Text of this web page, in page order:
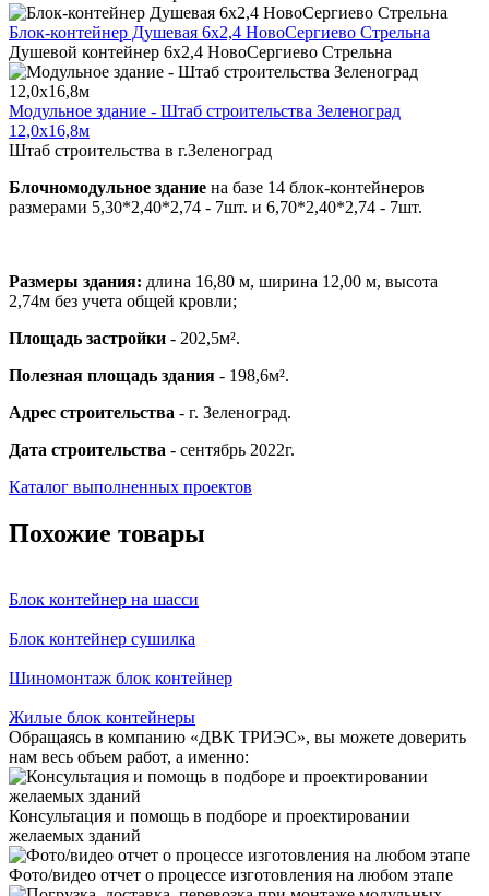
Блок-контейнер Душевая 6х2,4 НовоСергиево Стрельна
Душевой контейнер 6х2,4 НовоСергиево Стрельна
Модульное здание - Штаб строительства Зеленоград
12,0х16,8м
Штаб строительства в г.Зеленоград
Блочномодульное здание на базе 14 блок-контейнеров
размерами 5,30*2,40*2,74 - 7шт. и 6,70*2,40*2,74 - 7шт.
Размеры здания: длина 16,80 м, ширина 12,00 м, высота
2,74м без учета общей кровли;
Площадь застройки - 202,5м².
Полезная площадь здания - 198,6м².
Адрес строительства - г. Зеленоград.
Дата строительства - сентябрь 2022г.
Каталог выполненных проектов
Похожие товары
Блок контейнер на шасси
Блок контейнер сушилка
Шиномонтаж блок контейнер
Жилые блок контейнеры
Обращаясь в компанию «ДВК ТРИЭС», вы можете доверить
нам весь объем работ, а именно:
Консультация и помощь в подборе и проектировании
желаемых зданий
Фото/видео отчет о процессе изготовления на любом этапе